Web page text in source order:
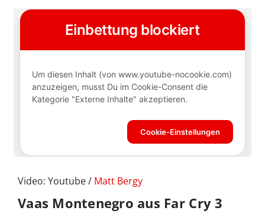
Video: Youtube / Matt Bergy
Vaas Montenegro aus Far Cry 3